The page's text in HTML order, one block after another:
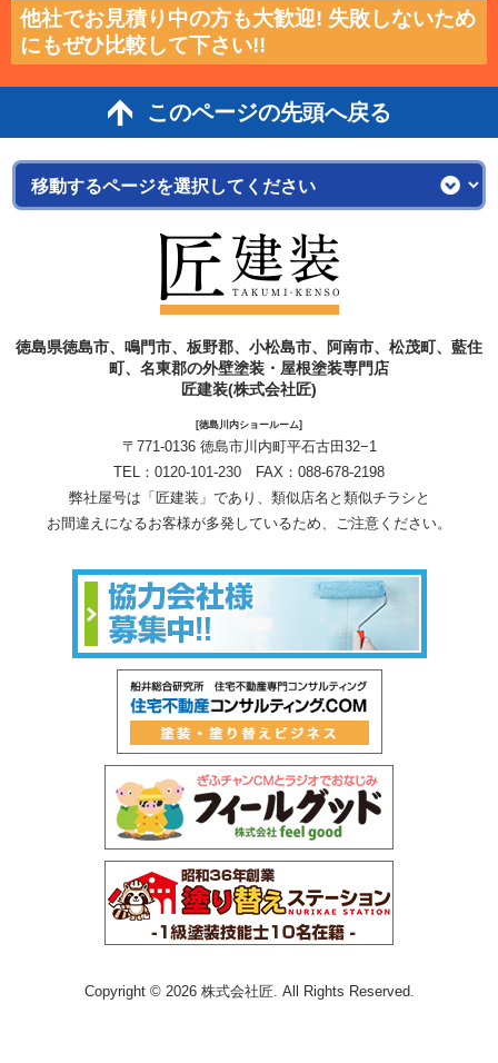
他社でお見積り中の方も大歓迎! 失敗しないため
にもぜひ比較して下さい!!
このページの先頭へ戻る
徳島県徳島市、鳴門市、板野郡、小松島市、阿南市、松茂町、藍住
町、名東郡の外壁塗装・屋根塗装専門店
匠建装(株式会社匠)
[徳島川内ショールーム]
〒771-0136 徳島市川内町平石古田32−1
TEL： 0120-101-230 FAX：088-678-2198
弊社屋号は「匠建装」であり、類似店名と類似チラシと
お間違えになるお客様が多発しているため、ご注意ください。
Copyright © 2026 株式会社匠. All Rights Reserved.